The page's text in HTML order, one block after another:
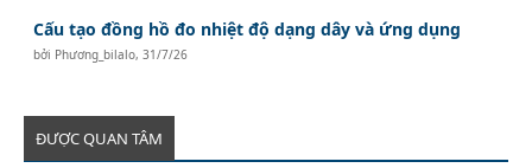
Cấu tạo đồng hồ đo nhiệt độ dạng dây và ứng dụng
bởi Phương_bilalo,31/7/26
ĐƯỢC QUAN TÂM